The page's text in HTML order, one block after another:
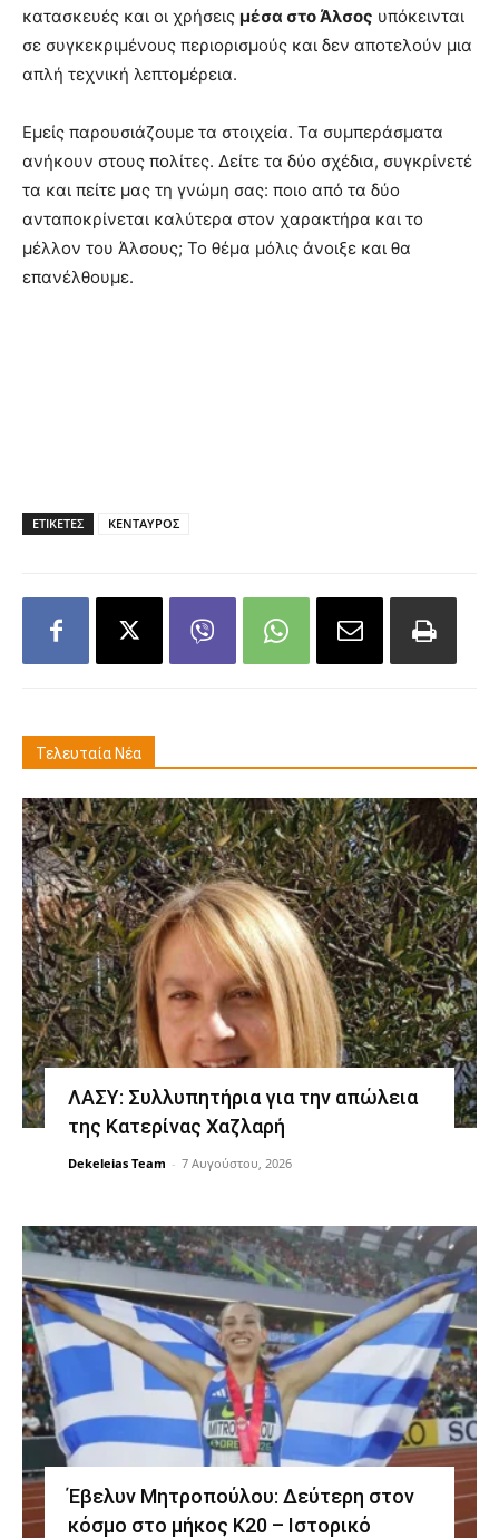
κατασκευές και οι χρήσεις μέσα στο Άλσος υπόκεινται
σε συγκεκριμένους περιορισμούς και δεν αποτελούν μια
απλή τεχνική λεπτομέρεια.
Εμείς παρουσιάζουμε τα στοιχεία. Τα συμπεράσματα
ανήκουν στους πολίτες. Δείτε τα δύο σχέδια, συγκρίνετέ
τα και πείτε μας τη γνώμη σας: ποιο από τα δύο
ανταποκρίνεται καλύτερα στον χαρακτήρα και το
μέλλον του Άλσους; Το θέμα μόλις άνοιξε και θα
επανέλθουμε.
ΕΤΙΚΕΤΕΣ ΚΕΝΤΑΥΡΟΣ
Τελευταία Νέα
ΛΑΣΥ: Συλλυπητήρια για την απώλεια
της Κατερίνας Χαζλαρή
Dekeleias Team - 7 Αυγούστου, 2026
Έβελυν Μητροπούλου: Δεύτερη στον
κόσμο στο μήκος Κ20 – Ιστορικό